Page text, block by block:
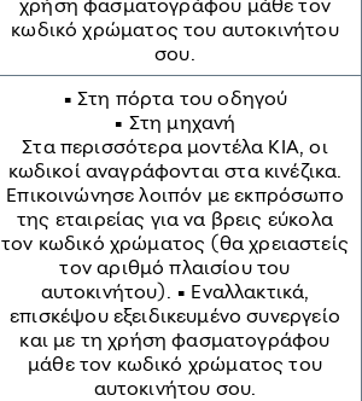
χρήση φασματογράφου μάθε τον
κωδικό χρώματος του αυτοκινήτου
σου.
• Στη πόρτα του οδηγού
• Στη μηχανή
Στα περισσότερα μοντέλα KIA, οι
κωδικοί αναγράφονται στα κινέζικα.
Επικοινώνησε λοιπόν με εκπρόσωπο
της εταιρείας για να βρεις εύκολα
τον κωδικό χρώματος (θα χρειαστείς
τον αριθμό πλαισίου του
αυτοκινήτου). • Εναλλακτικά,
επισκέψου εξειδικευμένο συνεργείο
και με τη χρήση φασματογράφου
μάθε τον κωδικό χρώματος του
αυτοκινήτου σου.